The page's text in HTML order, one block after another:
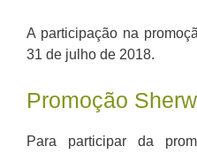
A participação na
31 de julho de 2018.
Promoção
Para participar da